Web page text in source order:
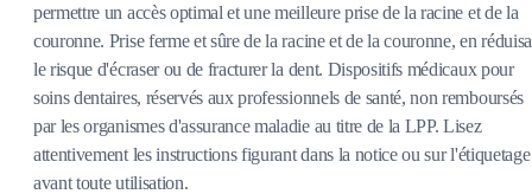
permettre un accès optimal et une meilleure prise de la racine et de la
couronne. Prise ferme et sûre de la racine et de la couronne, en
le risque d'écraser ou de fracturer la dent. Dispositifs médicaux pour
soins dentaires, réservés aux professionnels de santé, non remboursés
par les organismes d'assurance maladie au titre de la LPP. Lisez
attentivement les instructions figurant dans la notice ou sur l'étiquetage
avant toute utilisation.